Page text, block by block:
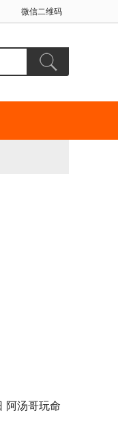
微信二维码
阿汤哥玩命